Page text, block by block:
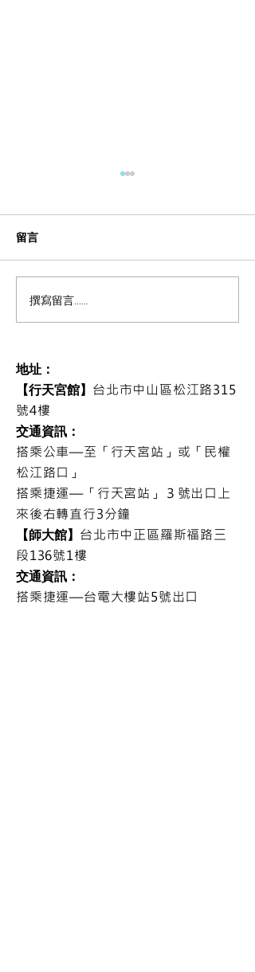
科學家發現連結呼吸與情
緒的秘密 (以下有附呼吸練
留言
撰寫留言......
地址：
【行天宮館】 台北市中山區松江路315
號4樓
交通資訊：
搭乘公車—至「行天宮站」或「民權
松江路口」
搭乘捷運​— 「 行天宮站 」
３號出口上
來後右轉直行3分鐘
​【師大館】 台北市中正區羅斯福路三
段136號1樓
交通資訊：
搭乘捷運—台電大樓站5號出口